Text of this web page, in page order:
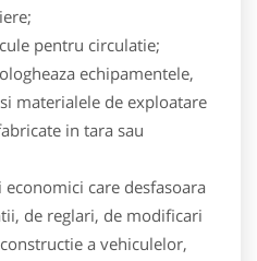
pentru circulatie;
echipamentele,
materialele de exploatare
in tara sau
care desfasoara
de reglari, de modificari
a vehiculelor,